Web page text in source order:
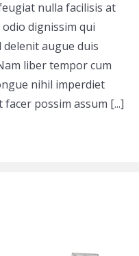
nulla facilisis at
dignissim qui
augue duis
liber tempor cum
nihil imperdiet
possim assum [...]